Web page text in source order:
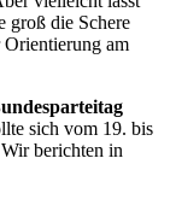
groß die Schere
am
sich vom 19. bis
berichten in